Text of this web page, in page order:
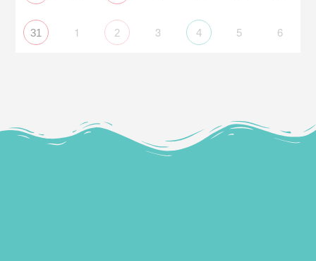
31 1 2 3 4 5 6